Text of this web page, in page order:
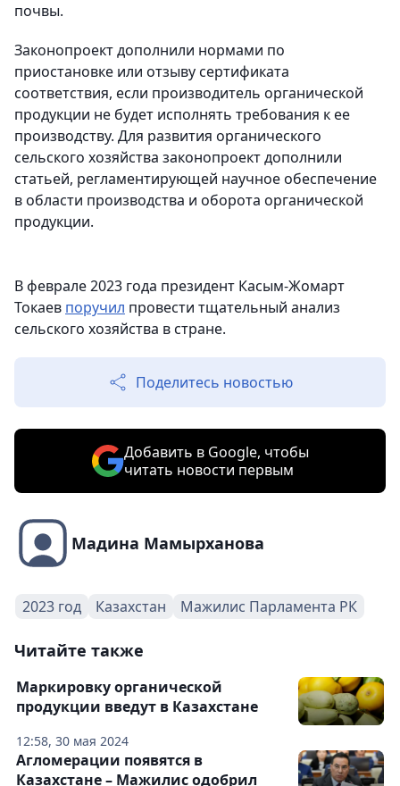
почвы.
Законопроект дополнили нормами по
приостановке или отзыву сертификата
соответствия, если производитель органической
продукции не будет исполнять требования к ее
производству. Для развития органического
сельского хозяйства законопроект дополнили
статьей, регламентирующей научное обеспечение
в области производства и оборота органической
продукции.
В феврале 2023 года президент Касым-Жомарт
Токаев поручил провести тщательный анализ
сельского хозяйства в стране.
Поделитесь новостью
Добавить в Google, чтобы
читать новости первым
Мадина Мамырханова
2023 год Казахстан Мажилис Парламента РК
Читайте также
12:58, 30 мая 2024
Маркировку органической
продукции введут в Казахстане
Агломерации появятся в
Казахстане – Мажилис одобрил